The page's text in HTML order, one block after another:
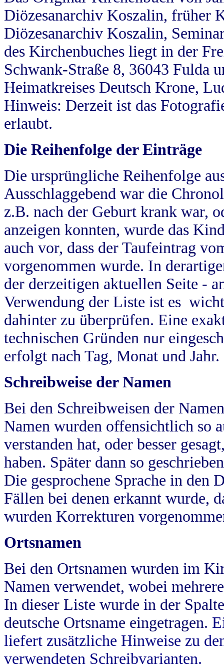
Diözesanarchiv Koszalin, früher
Diözesanarchiv Koszalin,
des Kirchenbuches liegt in der
Schwank-Straße 8, 36043 Fulda
Heimatkreises Deutsch Krone,
Hinweis: Derzeit ist das
erlaubt.
Die Reihenfolge der Einträge
Die ursprüngliche Reihenfolge
Ausschlaggebend war die
z.B. nach der Geburt krank war,
anzeigen konnten, wurde das
auch vor, dass der Taufeintrag
vorgenommen wurde. In
der derzeitigen aktuellen Seite -
Verwendung der Liste ist es
dahinter zu überprüfen. Eine
technischen Gründen nur
erfolgt nach Tag, Monat und Jahr.
Schreibweise der Namen
Bei den Schreibweisen der
Namen wurden offensichtlich so
verstanden hat, oder besser
haben. Später dann so
Die gesprochene Sprache in
Fällen bei denen erkannt wurde,
wurden Korrekturen
Ortsnamen
Bei den Ortsnamen wurden im
Namen verwendet, wobei
In dieser Liste wurde in der
deutsche Ortsname eingetragen.
liefert zusätzliche Hinweise zu
verwendeten Schreibvarianten.